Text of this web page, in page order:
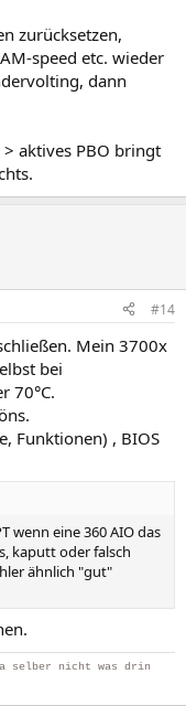
zurücksetzen,
speed etc. wieder
dann
aktives PBO bringt
#14
Mein 3700x
bei
70°C.
Funktionen) , BIOS
wenn eine 360 AIO das
kaputt oder falsch
ähnlich "gut"
selber nicht was drin